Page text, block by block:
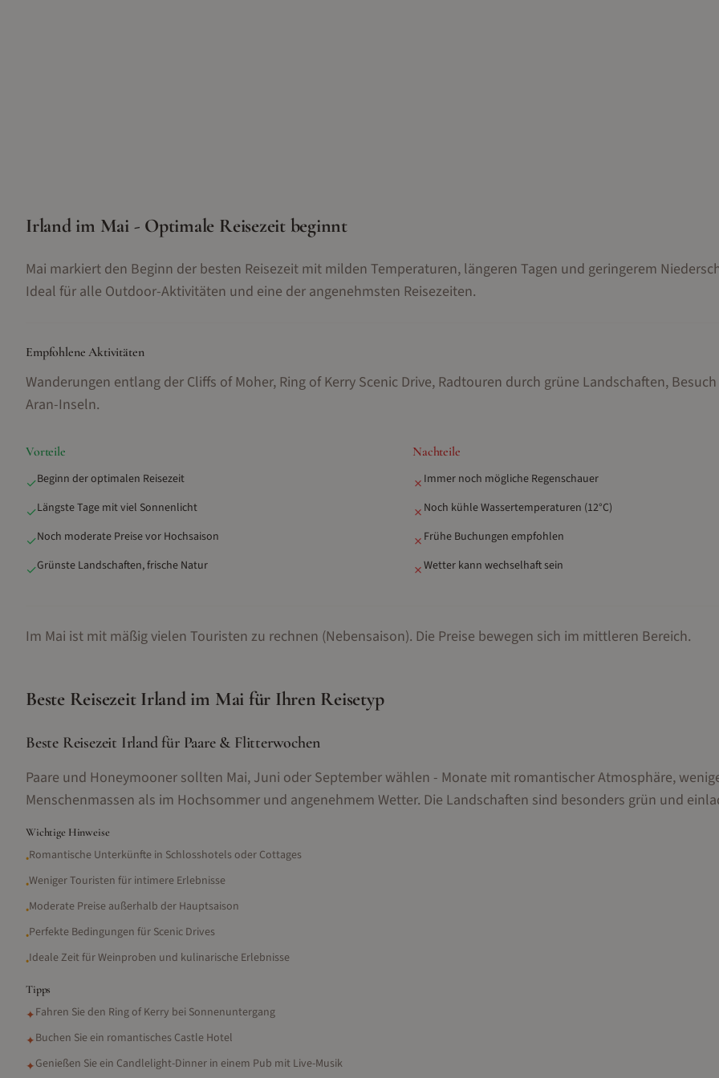
Irland im Mai - Optimale Reisezeit beginnt
Mai markiert den Beginn der besten Reisezeit mit milden Temperaturen, längeren Tagen und geringerem
Ideal für alle Outdoor-Aktivitäten und eine der angenehmsten Reisezeiten.
Empfohlene Aktivitäten
Wanderungen entlang der Cliffs of Moher, Ring of Kerry Scenic Drive, Radtouren durch grüne Landschaften,
Aran-Inseln.
Vorteile
✓Beginn der optimalen Reisezeit
✓Längste Tage mit viel Sonnenlicht
✓Noch moderate Preise vor Hochsaison
✓Grünste Landschaften, frische Natur
Nachteile
✗ Immer noch mögliche Regenschauer
✗ Noch kühle Wassertemperaturen (12°C)
✗ Frühe Buchungen empfohlen
✗Wetter kann wechselhaft sein
Im Mai ist mit mäßig vielen Touristen zu rechnen (Nebensaison). Die Preise bewegen sich im mittleren Bereich.
Beste Reisezeit Irlandim Mai für Ihren Reisetyp
Beste Reisezeit Irland für Paare & Flitterwochen
Paare und Honeymooner sollten Mai, Juni oder September wählen - Monate mit romantischer Atmosphäre,
Menschenmassen als im Hochsommer und angenehmem Wetter. Die Landschaften sind besonders grün und
Wichtige Hinweise
•Romantische Unterkünfte in Schlosshotels oder Cottages
•Weniger Touristen für intimere Erlebnisse
•Moderate Preise außerhalb der Hauptsaison
•Perfekte Bedingungen für Scenic Drives
•Ideale Zeit für Weinproben und kulinarische Erlebnisse
Tipps
✦Fahren Sie den Ring of Kerry bei Sonnenuntergang
✦Buchen Sie ein romantisches Castle Hotel
✦Genießen Sie ein Candlelight-Dinner in einem Pub mit Live-Musik